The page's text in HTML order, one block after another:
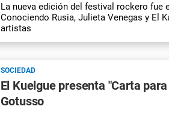
La nueva edición del festival rockero fue
Conociendo Rusia, Julieta Venegas y El
artistas
SOCIEDAD
El Kuelgue presenta "Carta
Gotusso